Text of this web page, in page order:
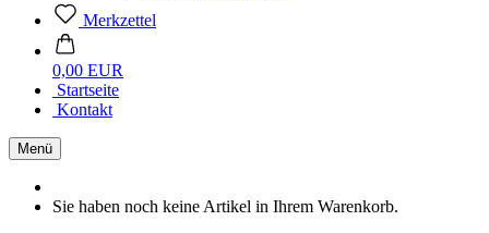
Merkzettel
0,00 EUR
Startseite
Kontakt
Menü
Sie haben noch keine Artikel in Ihrem Warenkorb.